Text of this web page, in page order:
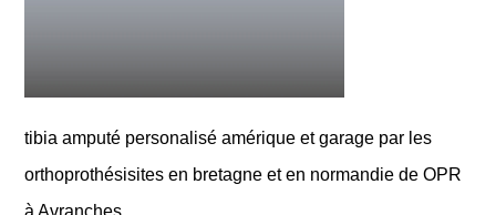
tibia amputé personalisé amérique et garage par les
orthoprothésisites en bretagne et en normandie de OPR